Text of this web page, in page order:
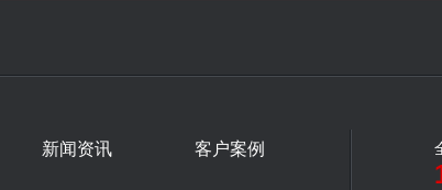
新闻资讯 客户案例